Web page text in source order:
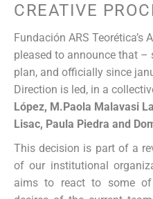
CREATIVE
Fundación ARS Teorética’s
pleased to announce that
plan, and officially since
Direction is led, in a
López, M.Paola Malavasi
Lisac, Paula Piedra and
This decision is part of a
of our institutional
aims to react to some